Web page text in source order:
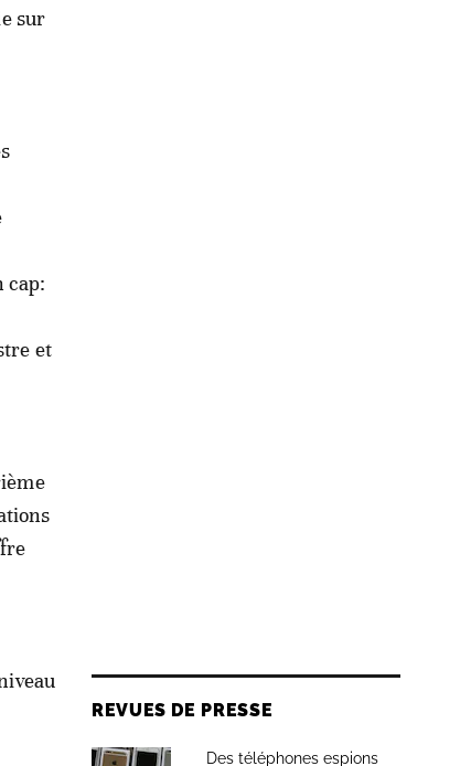
sur
cap:
et
REVUES DE PRESSE
Des téléphones espions